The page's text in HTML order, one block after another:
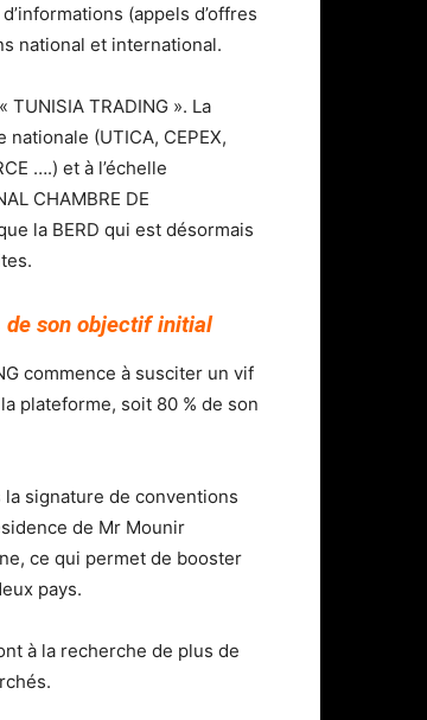
(appels d’offres
national et international.
TRADING ». La
(UTICA, CEPEX,
….) et à l’échelle
CHAMBRE DE
la BERD qui est désormais
de son objectif initial
commence à susciter un vif
plateforme, soit 80 % de son
la signature de conventions
de Mr Mounir
ce qui permet de booster
pays.
à la recherche de plus de